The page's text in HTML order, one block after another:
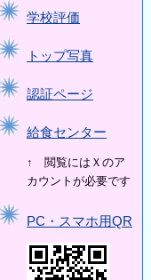
学校評価
トップ写真
認証ページ
給食センター
↑ 閲覧にはＸのア
カウントが必要です
PC・スマホ用QR